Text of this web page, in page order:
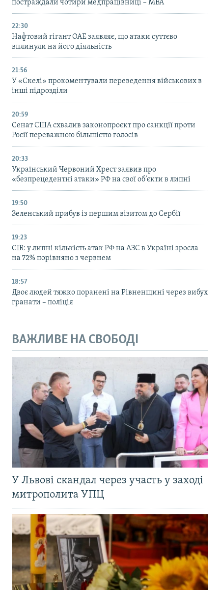
постраждали чотири медпрацівниці – МВА
22:30
Нафтовий гігант ОАЕ заявляє, що атаки суттєво
вплинули на його діяльність
21:56
У «Скелі» прокоментували переведення військових в
інші підрозділи
20:59
Cенат США схвалив законопроєкт про санкції проти
Росії переважною більшістю голосів
20:33
Український Червоний Хрест заявив про
«безпрецедентні атаки» РФ на свої об’єкти в липні
19:50
Зеленський прибув із першим візитом до Сербії
19:23
CIR: у липні кількість атак РФ на АЗС в Україні зросла
на 72% порівняно з червнем
18:57
Двоє людей тяжко поранені на Рівненщині через вибух
гранати – поліція
ВАЖЛИВЕ НА СВОБОДІ
У Львові скандал через участь у заході
митрополита УПЦ